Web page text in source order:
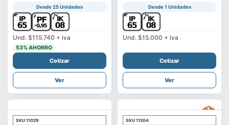
Desde 25 Unidades
Und. $115.740 + iva
53% AHORRO
Cotizar
Ver
Desde 1 Unidades
Und. $15.000 + iva
Cotizar
Ver
SKU 11029 SKU 11204